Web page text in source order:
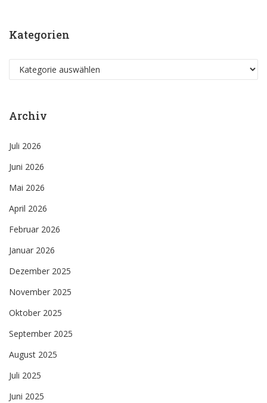
Kategorien
Kategorien
Archiv
Juli 2026
Juni 2026
Mai 2026
April 2026
Februar 2026
Januar 2026
Dezember 2025
November 2025
Oktober 2025
September 2025
August 2025
Juli 2025
Juni 2025